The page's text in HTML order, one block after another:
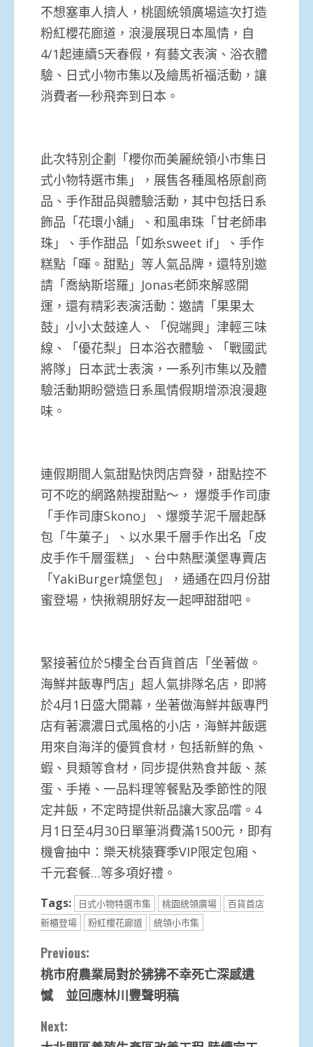
不想塞車人擠人，桃園統領廣場這次打造
粉紅櫻花廊道，浪漫展現日本風情，自
4/1起連續5天春假，有藝文表演、浴衣體
驗、日式小物市集以及繪馬祈福活動，讓
消費者一秒飛奔到日本。
此次特別企劃「櫻你而美麗統領小市集日
式小物特選市集」，展售各種風格原創商
品、手作甜品與體驗活動，其中包括日系
飾品「花環小舖」、和風串珠「甘老師串
珠」、手作甜品「如糸sweet if」、手作
糕點「暉。甜點」等人氣品牌，還特別邀
請「喬納斯塔羅」Jonas老師來解惑開
運，還有精彩表演活動：邀請「果果太
鼓」小小太鼓達人、「倪端興」津輕三味
線、「優花梨」日本浴衣體驗、「戰國武
將隊」日本武士表演，一系列市集以及體
驗活動期盼營造日系風情假期增添浪漫趣
味。
連假期間人氣甜點快閃店齊發，甜點控不
可不吃的網路熱搜甜點～， 爆漿手作司康
「手作司康Skono」、爆漿芋泥千層起酥
包「牛菓子」、以水果千層手作出名「皮
皮手作千層蛋糕」、台中熱壓漢堡專賣店
「YakiBurger燒堡包」，通通在四月份甜
蜜登場，快揪親朋好友一起呷甜甜吧。
緊接著位於5樓全台百貨首店「坐著做。
海鮮丼飯專門店」超人氣排隊名店，即將
於4月1日盛大開幕，坐著做海鮮丼飯專門
店有著濃濃日式風格的小店，海鮮丼飯選
用來自海洋的優質食材，包括新鮮的魚、
蝦、貝類等食材，同步提供熟食丼飯、蒸
蛋、手捲、一品料理等餐點及季節性的限
定丼飯，不定時提供新品讓大家品嚐。4
月1日至4月30日單筆消費滿1500元，即有
機會抽中：樂天桃猿賽季VIP限定包廂、
千元套餐…等多項好禮。
Tags: 日式小物特選市集 桃園統領廣場
百貨首店
新櫃登場
粉紅櫻花廊道 統領小市集
Continue
Reading
Previous:
桃市府農業局對於狒狒不幸死亡深感遺
憾 並回應林川豐聲明稿
Next: